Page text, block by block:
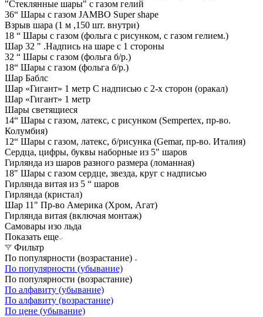
"Стеклянные шары" с газом гелий
36“ Шары с газом JAMBO Super shape
Взрыв шара (1 м ,150 шт. внутри)
18 “ Шары с газом (фольга с рисунком, с газом гелием.)
Шар 32 " .Надпись на шаре с 1 стороны
32 “ Шары с газом (фольга б/р.)
18“ Шары с газом (фольга б/р.)
Шар Баблс
Шар «Гигант» 1 метр С надписью с 2-х сторон (оракал)
Шар «Гигант» 1 метр
Шары светящиеся
14“ Шары с газом, латекс, с рисунком (Sempertex, пр-во.
Колумбия)
12“ Шары с газом, латекс, б/рисунка (Gemar, пр-во. Италия)
Сердца, цифры, буквы наборные из 5" шаров
Гирлянда из шаров разного размера (ломанная)
18" Шары с газом сердце, звезда, круг с надписью
Гирлянда витая из 5 “ шаров
Гирлянда (кристал)
Шар 11" Пр-во Америка (Хром, Агат)
Гирлянда витая (включая монтаж)
Самовары изо льда
Показать еще
Фильтр
По популярности (возрастание)
По популярности (убывание)
По популярности (возрастание)
По алфавиту (убывание)
По алфавиту (возрастание)
По цене (убывание)